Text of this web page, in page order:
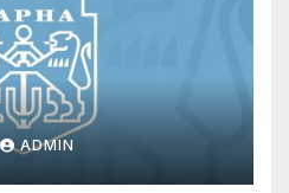
ADMIN